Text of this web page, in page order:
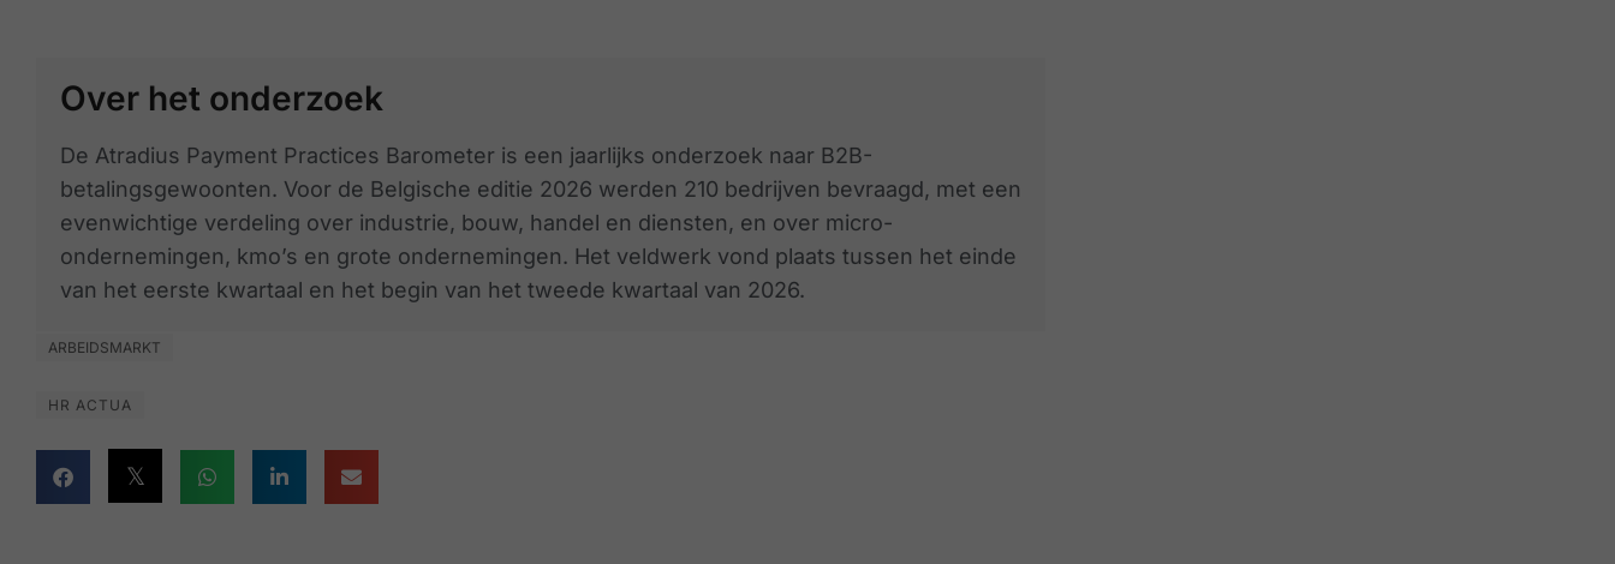
Over het onderzoek
De Atradius Payment Practices Barometer is een jaarlijks onderzoek naar B2B-
betalingsgewoonten. Voor de Belgische editie 2026 werden 210 bedrijven bevraagd, met een
evenwichtige verdeling over industrie, bouw, handel en diensten, en over micro-
ondernemingen, kmo’s en grote ondernemingen. Het veldwerk vond plaats tussen het einde
van het eerste kwartaal en het begin van het tweede kwartaal van 2026.
ARBEIDSMARKT
HR ACTUA